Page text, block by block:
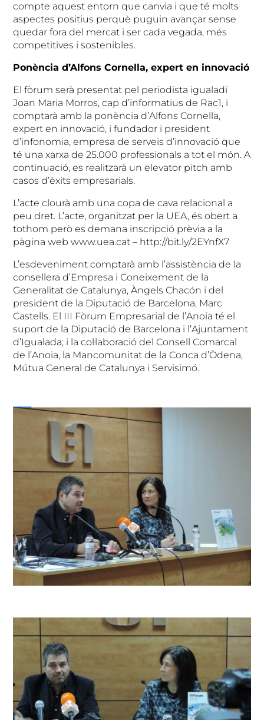
compte aquest entorn que canvia i que té molts
aspectes positius perquè puguin avançar sense
quedar fora del mercat i ser cada vegada, més
competitives i sostenibles.
Ponència d’Alfons Cornella, expert en innovació
El fòrum serà presentat pel periodista igualadí
Joan Maria Morros, cap d’informatius de Rac1, i
comptarà amb la ponència d’Alfons Cornella,
expert en innovació, i fundador i president
d’infonomia, empresa de serveis d’innovació que
té una xarxa de 25.000 professionals a tot el món. A
continuació, es realitzarà un elevator pitch amb
casos d’èxits empresarials.
L’acte clourà amb una copa de cava relacional a
peu dret. L’acte, organitzat per la UEA, és obert a
tothom però es demana inscripció prèvia a la
pàgina web www.uea.cat – http://bit.ly/2EYnfX7
L’esdeveniment comptarà amb l’assistència de la
consellera d’Empresa i Coneixement de la
Generalitat de Catalunya, Àngels Chacón i del
president de la Diputació de Barcelona, Marc
Castells. El III Fòrum Empresarial de l’Anoia té el
suport de la Diputació de Barcelona i l’Ajuntament
d’Igualada; i la col·laboració del Consell Comarcal
de l’Anoia, la Mancomunitat de la Conca d’Òdena,
Mútua General de Catalunya i Servisimó.